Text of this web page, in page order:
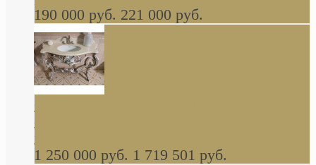
190 000 руб. 221 000 руб.
стиле барокко, из массива дерева, светло
коричневый матовый окрас + серебро
1 250 000 руб. 1 719 501 руб.